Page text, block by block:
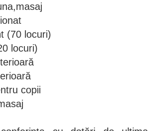
(70 locuri)
locuri)
copii